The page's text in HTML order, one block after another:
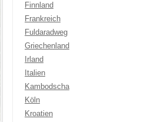
Finnland
Frankreich
Fuldaradweg
Griechenland
Irland
Italien
Kambodscha
Köln
Kroatien